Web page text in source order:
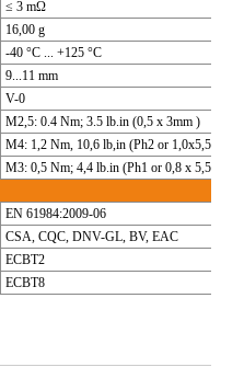
≤ 3 mΩ
16,00 g
-40 °C ... +125 °C
9...11 mm
V-0
M2,5: 0.4 Nm; 3.5 lb.in (0,5 x 3mm )
M4: 1,2 Nm, 10,6 lb,in (Ph2 or 1,0x5,5mm )
M3: 0,5 Nm; 4,4 lb.in (Ph1 or 0,8 x 5,5 mm)
EN 61984:2009-06
CSA, CQC, DNV-GL, BV, EAC
ECBT2
ECBT8